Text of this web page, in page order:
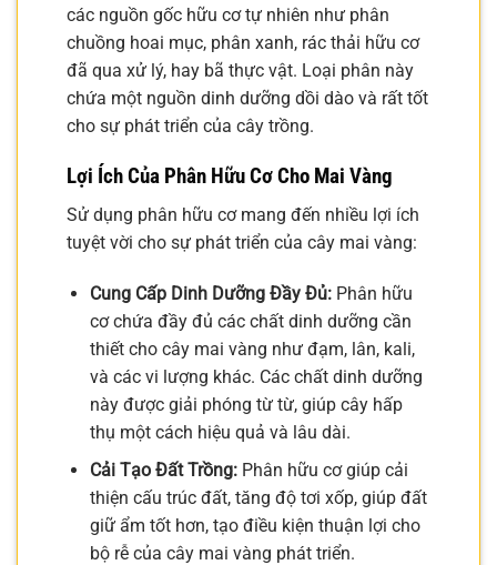
các nguồn gốc hữu cơ tự nhiên như phân
chuồng hoai mục, phân xanh, rác thải hữu cơ
đã qua xử lý, hay bã thực vật. Loại phân này
chứa một nguồn dinh dưỡng dồi dào và rất tốt
cho sự phát triển của cây trồng.
Lợi Ích Của Phân Hữu Cơ Cho Mai Vàng
Sử dụng phân hữu cơ mang đến nhiều lợi ích
tuyệt vời cho sự phát triển của cây mai vàng:
Cung Cấp Dinh Dưỡng Đầy Đủ:Phân hữu
cơ chứa đầy đủ các chất dinh dưỡng cần
thiết cho cây mai vàng như đạm, lân, kali,
và các vi lượng khác. Các chất dinh dưỡng
này được giải phóng từ từ, giúp cây hấp
thụ một cách hiệu quả và lâu dài.
Cải Tạo Đất Trồng:Phân hữu cơ giúp cải
thiện cấu trúc đất, tăng độ tơi xốp, giúp đất
giữ ẩm tốt hơn, tạo điều kiện thuận lợi cho
bộ rễ của cây mai vàng phát triển.